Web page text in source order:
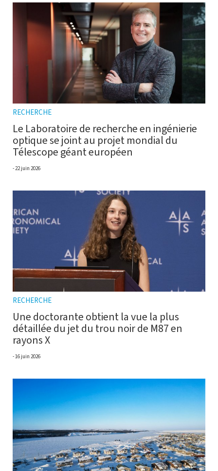
RECHERCHE
Le Laboratoire de recherche en ingénierie
optique se joint au projet mondial du
Télescope géant européen
22 juin 2026
RECHERCHE
Une doctorante obtient la vue la plus
détaillée du jet du trou noir de M87 en
rayons X
16 juin 2026